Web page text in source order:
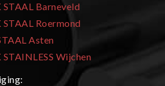
Barneveld
Roermond
Asten
Wijchen